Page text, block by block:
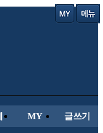
MY 글쓰기